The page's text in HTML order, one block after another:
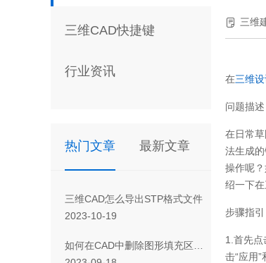
三维CAD快捷键
行业资讯
热门文章 最新文章
三维CAD怎么导出STP格式文件
2023-10-19
如何在CAD中删除图形填充区域的一部分
三维
在三维
问题描述
在日常
法生成
操作呢
绍一下
步骤指引
1.首先点
击“应用”